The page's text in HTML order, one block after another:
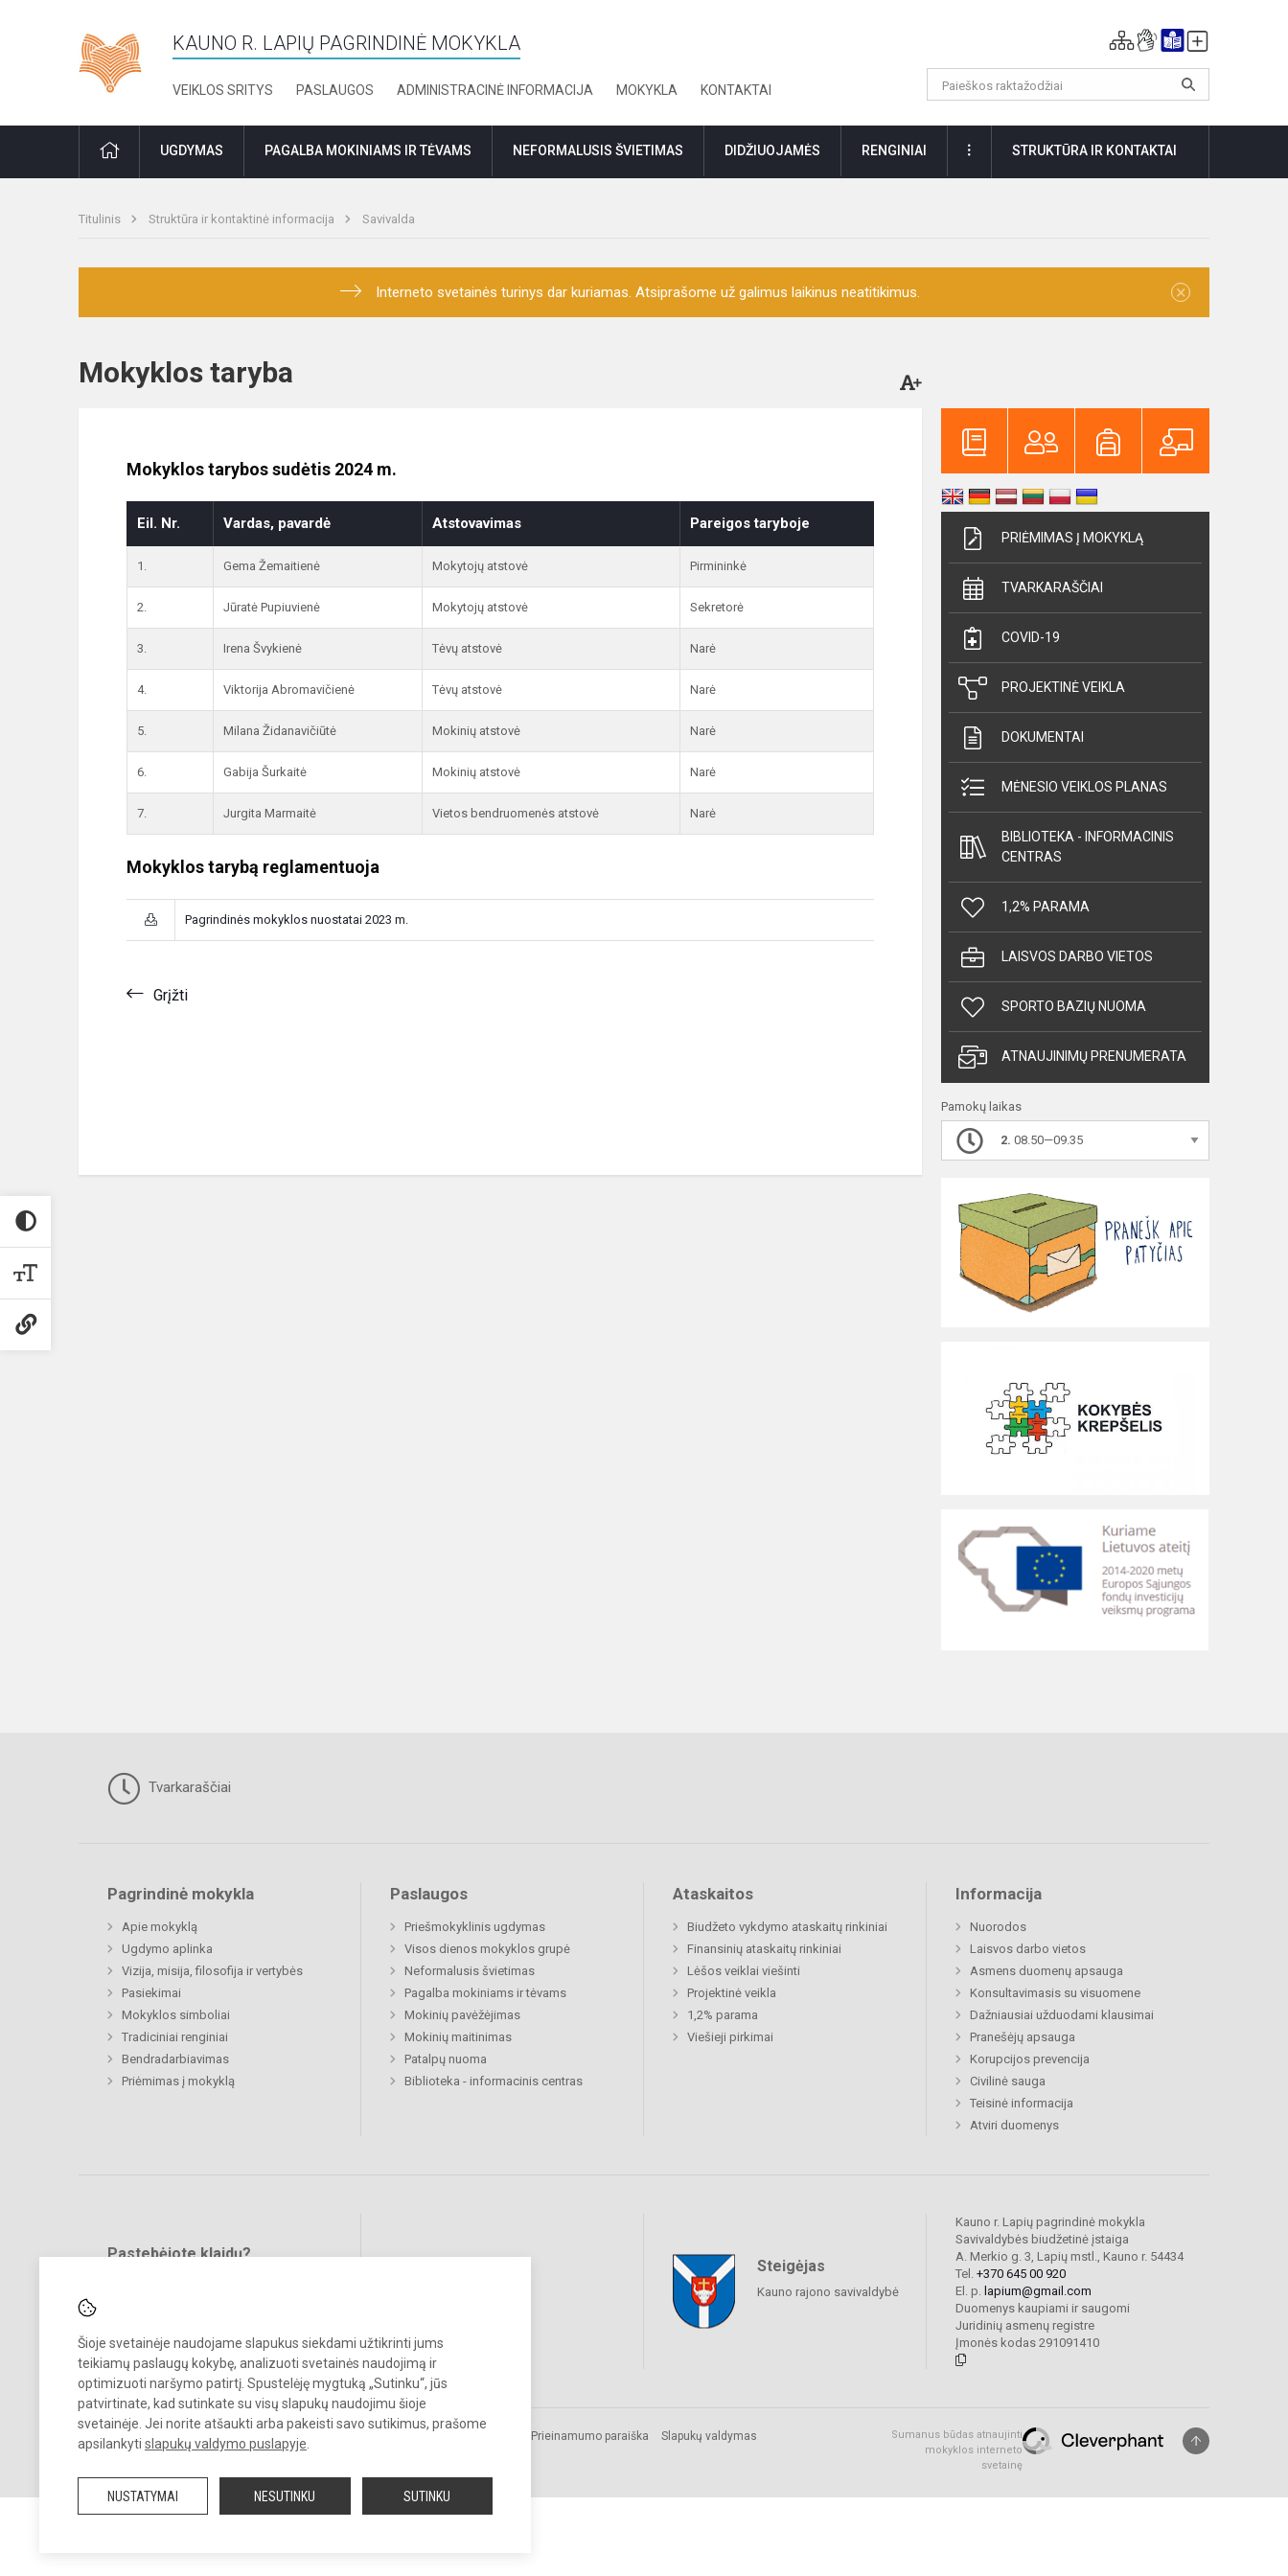
Šioje svetainėje naudojame slapukus siekdami užtikrinti jums
teikiamų paslaugų kokybę, analizuoti svetainės naudojimą ir
optimizuoti naršymo patirtį. Spustelėję mygtuką „Sutinku“, jūs
patvirtinate, kad sutinkate su visų slapukų naudojimu šioje
svetainėje. Jei norite atšaukti arba pakeisti savo sutikimus, prašome
apsilankyti slapukų valdymo puslapyje
NUSTATYMAI NESUTINKU SUTINKU
KAUNO R. LAPIŲ PAGRINDINĖ MOKYKLA
VEIKLOS SRITYS PASLAUGOS ADMINISTRACINĖ INFORMACIJA MOKYKLA KONTAKTAI
PRADŽIAUGDYMAS PAGALBA MOKINIAMS IR TĖVAMS NEFORMALUSIS ŠVIETIMAS DIDŽIUOJAMĖS RENGINIAI DAUGIAUSTRUKTŪRA IR KONTAKTAI
Titulinis Struktūra ir kontaktinė informacija Savivalda
Interneto svetainės turinys dar kuriamas. Atsiprašome už galimus laikinus neatitikimus. ×
Mokyklos taryba
Mokyklos tarybos sudėtis 2024 m.
Eil. Nr. Vardas, pavardė Atstovavimas Pareigos taryboje
1. Gema Žemaitienė Mokytojų atstovė Pirmininkė
2. Jūratė Pupiuvienė Mokytojų atstovė Sekretorė
3. Irena Švykienė Tėvų atstovė Narė
4. Viktorija Abromavičienė Tėvų atstovė Narė
5. Milana Židanavičiūtė Mokinių atstovė Narė
6. Gabija Šurkaitė Mokinių atstovė Narė
7. Jurgita Marmaitė Vietos bendruomenės atstovė Narė
Mokyklos tarybą reglamentuoja
Pagrindinės mokyklos nuostatai 2023 m.
Grįžti
PRIĖMIMAS Į MOKYKLĄ
TVARKARAŠČIAI
COVID-19
PROJEKTINĖ VEIKLA
DOKUMENTAI
MĖNESIO VEIKLOS PLANAS
BIBLIOTEKA - INFORMACINIS
CENTRAS
1,2% PARAMA
LAISVOS DARBO VIETOS
SPORTO BAZIŲ NUOMA
ATNAUJINIMŲ PRENUMERATA
Pamokų laikas
2. 08.50—09.35
Tvarkaraščiai
Pagrindinė mokykla
Apie mokyklą
Ugdymo aplinka
Vizija, misija, filosofija ir vertybės
Pasiekimai
Mokyklos simboliai
Tradiciniai renginiai
Bendradarbiavimas
Priėmimas į mokyklą
Paslaugos
Priešmokyklinis ugdymas
Visos dienos mokyklos grupė
Neformalusis švietimas
Pagalba mokiniams ir tėvams
Mokinių pavėžėjimas
Mokinių maitinimas
Patalpų nuoma
Biblioteka - informacinis centras
Ataskaitos
Biudžeto vykdymo ataskaitų rinkiniai
Finansinių ataskaitų rinkiniai
Lėšos veiklai viešinti
Projektinė veikla
1,2% parama
Viešieji pirkimai
Informacija
Nuorodos
Laisvos darbo vietos
Asmens duomenų apsauga
Konsultavimasis su visuomene
Dažniausiai užduodami klausimai
Pranešėjų apsauga
Korupcijos prevencija
Civilinė sauga
Teisinė informacija
Atviri duomenys
Pastebėjote klaidų?
Steigėjas
Kauno rajono savivaldybė
Kauno r. Lapių pagrindinė mokykla
Savivaldybės biudžetinė įstaiga
A. Merkio g. 3, Lapių mstl., Kauno r. 54434
Tel. +370 645 00 920
El. p. lapium@gmail.com
Duomenys kaupiami ir saugomi
Juridinių asmenų registre
Įmonės kodas 291091410
© 2024 Kauno r. Lapių pagrindinė mokykla. Visos teisės saugomos.
Kopijuoti turinį be raštiško mokyklos sutikimo griežtai draudžiama.
Prieinamumo paraiška Slapukų valdymas
Sumanus būdas atnaujinti
mokyklos interneto
svetainę